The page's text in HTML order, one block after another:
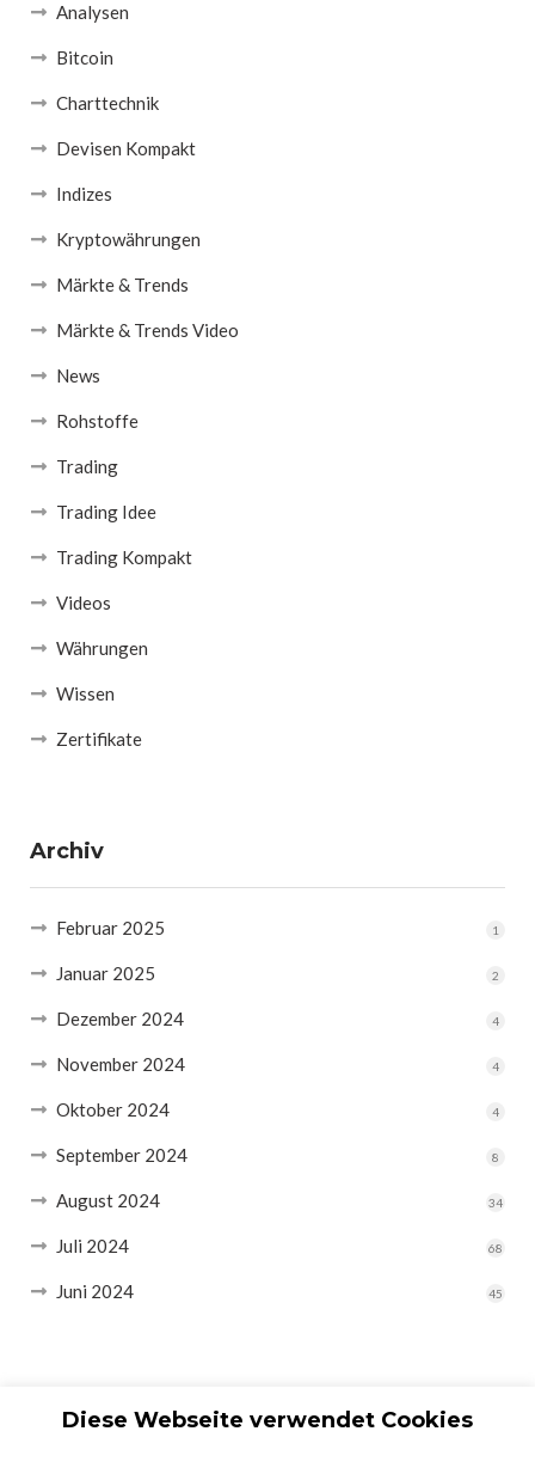
Analysen
Bitcoin
Charttechnik
Devisen Kompakt
Indizes
Kryptowährungen
Märkte & Trends
Märkte & Trends Video
News
Rohstoffe
Trading
Trading Idee
Trading Kompakt
Videos
Währungen
Wissen
Zertifikate
Archiv
Februar 2025 1
Januar 2025 2
Dezember 2024 4
November 2024 4
Oktober 2024 4
September 2024 8
August 2024 34
Juli 2024 68
Juni 2024 45
Diese Webseite verwendet Cookies